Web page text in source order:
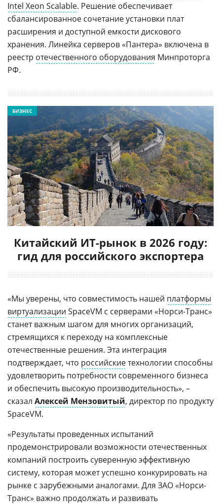
Intel Xeon Scalable. Решение обеспечивает
сбалансированное сочетание установки плат
расширения и доступной емкости дискового
хранения. Линейка серверов «Пантера» включена в
реестр отечественного оборудования Минпроторга
РФ.
Китайский ИТ-рынок в 2026 году:
гид для российского экспортера
БИЗНЕС
«Мы уверены, что совместимость нашей платформы
виртуализации SpaceVM с серверами «Норси-Транс»
станет важным шагом для многих организаций,
стремящихся к переходу на комплексные
отечественные решения. Эта интеграция
подтверждает, что российскиетехнологии способны
удовлетворить потребности современного бизнеса
и обеспечить высокую производительность», –
сказал Алексей Мензовитый, директор по продукту
SpaceVM.
«Результаты проведенных испытаний
продемонстрировали возможности отечественных
компаний построить суверенную эффективную
систему, которая может успешно конкурировать на
рынке с зарубежными аналогами. Для ЗАО «Норси-
Транс» важно продолжать и развивать